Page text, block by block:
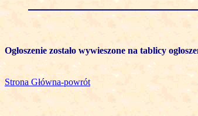
Ogłoszenie zostało wywieszone na tablicy
Strona Główna-powrót